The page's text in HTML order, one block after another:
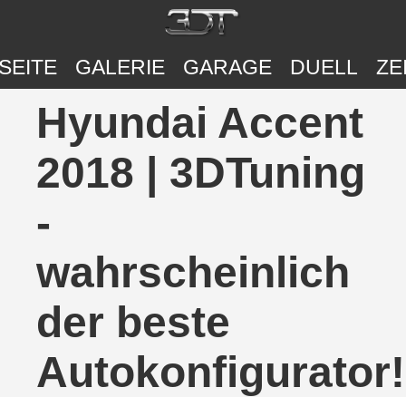
GALERIE GARAGE DUELL
Hyundai Accent
2018 | 3DTuning
-
wahrscheinlich
der beste
Autokonfigurator!